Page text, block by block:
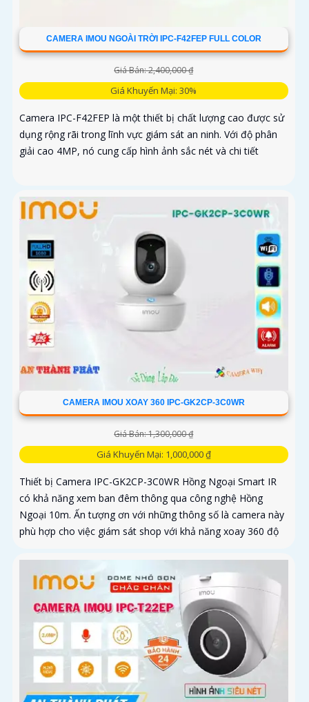
CAMERA IMOU NGOÀI TRỜI IPC-F42FEP FULL COLOR
Giá Bán: 2,400,000 ₫
Giá Khuyến Mại: 30%
Camera IPC-F42FEP là một thiết bị chất lượng cao được sử
dụng rộng rãi trong lĩnh vực giám sát an ninh. Với độ phân
giải cao 4MP, nó cung cấp hình ảnh sắc nét và chi tiết
CAMERA IMOU XOAY 360 IPC-GK2CP-3C0WR
Giá Bán: 1,300,000 ₫
Giá Khuyến Mại: 1,000,000 ₫
Thiết bị Camera IPC-GK2CP-3C0WR Hồng Ngoại Smart IR
có khả năng xem ban đêm thông qua công nghệ Hồng
Ngoại 10m. Ấn tượng ơn với những thông số là camera này
phù hợp cho việc giám sát shop với khả năng xoay 360 độ